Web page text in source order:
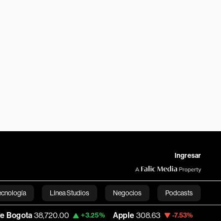
Ingresar
Línea Studios Negocios Podcasts
English+3.25% Apple 308.63 -7.53% USD COP